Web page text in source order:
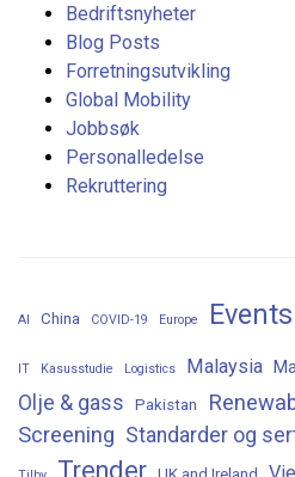
Bedriftsnyheter
Blog Posts
Forretningsutvikling
Global Mobility
Jobbsøk
Personalledelse
Rekruttering
AI China COVID-19 Europe Events
IT Kasusstudie Logistics Malaysia
Olje & gass Pakistan
Screening Standarder og
Trender